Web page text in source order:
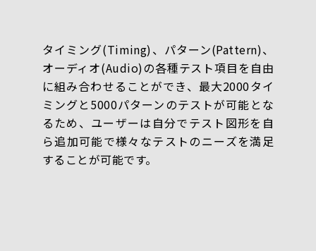
タイミング(Timing)、パターン(Pattern)、
オーディオ(Audio)の各種テスト項目を自由
に組み合わせることができ、最大2000タイ
ミングと5000パターンのテストが可能とな
るため、ユーザーは自分でテスト図形を自
ら追加可能で様々なテストのニーズを満足
することが可能です。